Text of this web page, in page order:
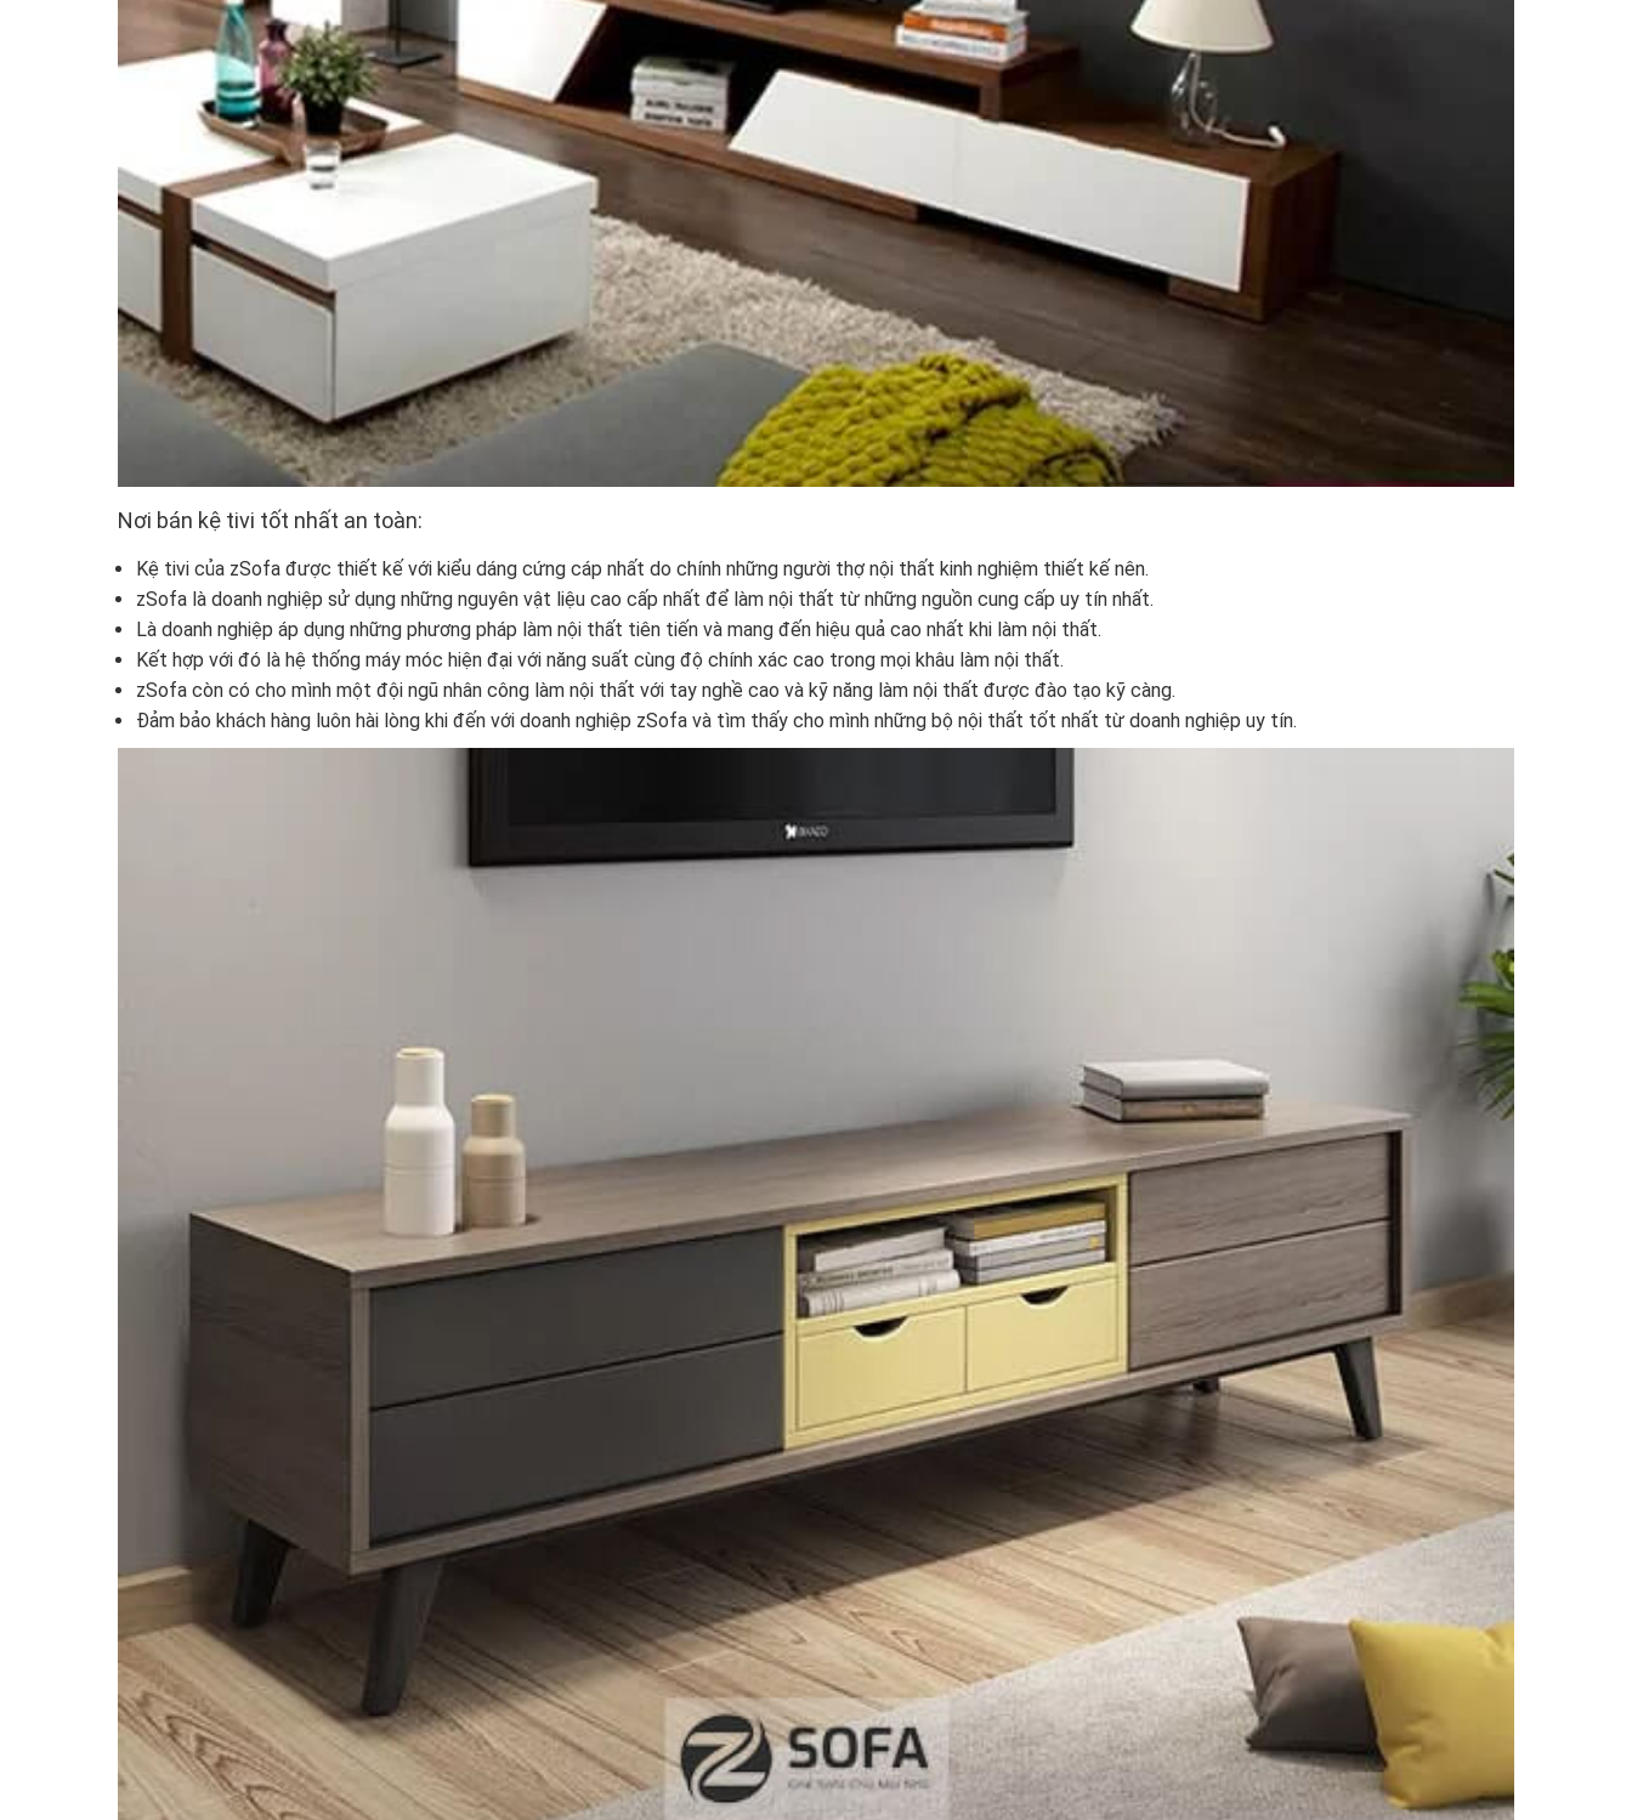
Nơi bán kệ tivi tốt nhất an toàn:
Kệ tivi của zSofa được thiết kế với kiểu dáng cứng cáp nhất do chính những người thợ nội thất kinh nghiệm thiết kế nên.
zSofa là doanh nghiệp sử dụng những nguyên vật liệu cao cấp nhất để làm nội thất từ những nguồn cung cấp uy tín nhất.
Là doanh nghiệp áp dụng những phương pháp làm nội thất tiên tiến và mang đến hiệu quả cao nhất khi làm nội thất.
Kết hợp với đó là hệ thống máy móc hiện đại với năng suất cùng độ chính xác cao trong mọi khâu làm nội thất.
zSofa còn có cho mình một đội ngũ nhân công làm nội thất với tay nghề cao và kỹ năng làm nội thất được đào tạo kỹ càng.
Đảm bảo khách hàng luôn hài lòng khi đến với doanh nghiệp zSofa và tìm thấy cho mình những bộ nội thất tốt nhất từ doanh nghiệp uy tín.